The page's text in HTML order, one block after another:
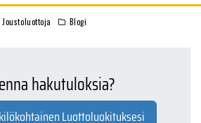
Joustoluottoja Blogi
hakutuloksia?
Luottoluokituksesi